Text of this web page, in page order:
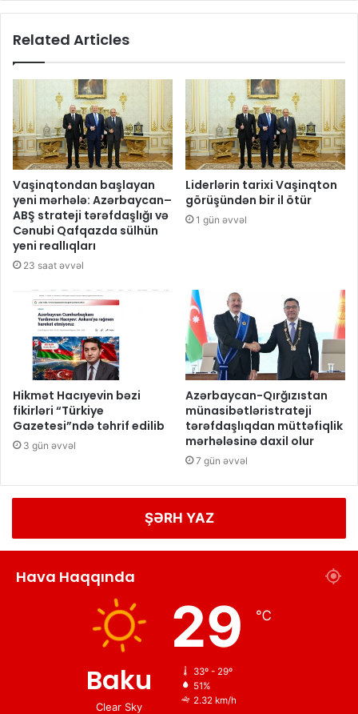
Related Articles
Vaşinqtondan başlayan
yeni mərhələ: Azərbaycan–
ABŞ strateji tərəfdaşlığı və
Cənubi Qafqazda sülhün
yeni reallıqları
23 saat əvvəl
Liderlərin tarixi Vaşinqton
görüşündən bir il ötür
1 gün əvvəl
Hikmət Hacıyevin bəzi
fikirləri “Türkiye
Gazetesi”ndə təhrif edilib
3 gün əvvəl
Azərbaycan-Qırğızıstan
münasibətləristrateji
tərəfdaşlıqdan müttəfiqlik
mərhələsinə daxil olur
7 gün əvvəl
ŞƏRH YAZ
Hava Haqqında
Baku
Clear Sky
29 ℃
33º - 29º
51%
2.32 km/h